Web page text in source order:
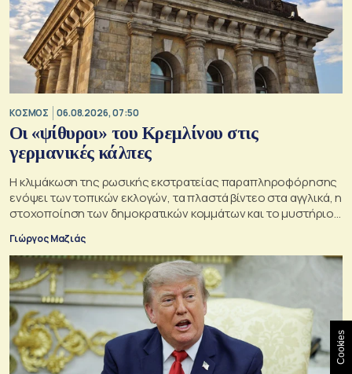
ΚΟΣΜΟΣ 06.08.2026, 07:50
Οι «ψίθυροι» του Κρεμλίνου στις
γερμανικές κάλπες
Η κλιμάκωση της ρωσικής εκστρατείας παραπληροφόρησης
ενόψει των τοπικών εκλογών, τα πλαστά βίντεο στα αγγλικά, η
στοχοποίηση των δημοκρατικών κομμάτων και το μυστήριο
Γιώργος Μαζιάς
Cookies